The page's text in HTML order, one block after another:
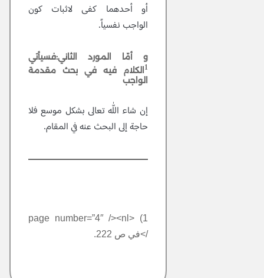
أو أحدهما كفى لاثبات كون
الواجب نفسياً.
و أمّا المورد الثاني:فسيأتي
1 الكلام فيه في بحث مقدمة
الواجب
إن شاء اللّٰه تعالى بشكل موسع فلا
حاجة إلى البحث عنه في المقام.
1) <page number=”4″ /><nl
/>في ص 222.